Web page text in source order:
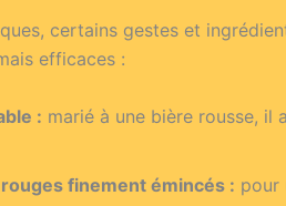
certains gestes et
efficaces :
: marié à une bière rousse, il
finement émincés : pour